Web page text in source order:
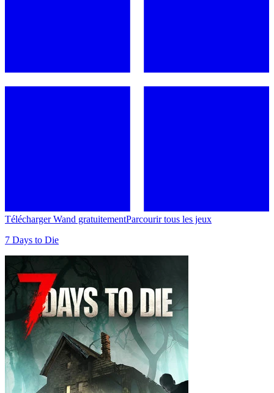
Télécharger Wand gratuitementParcourir tous les jeux
7 Days to Die